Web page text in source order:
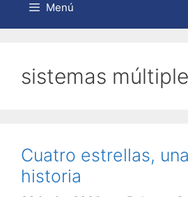
Menú
sistemas
Cuatro estrellas,
historia